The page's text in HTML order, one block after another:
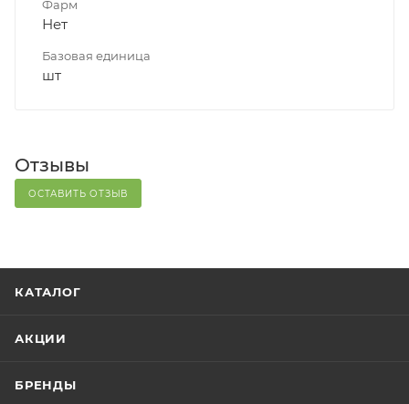
Фарм
Нет
Базовая единица
шт
Отзывы
ОСТАВИТЬ ОТЗЫВ
КАТАЛОГ
АКЦИИ
БРЕНДЫ